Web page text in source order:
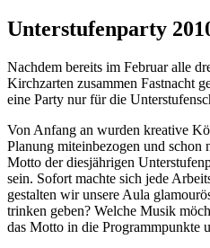
Unterstufenparty
Nachdem bereits im Februar alle
Kirchzarten zusammen Fastnacht
eine Party nur für die
Von Anfang an wurden kreative
Planung miteinbezogen und schon
Motto der diesjährigen
sein. Sofort machte sich jede
gestalten wir unsere Aula
trinken geben? Welche Musik
das Motto in die Programmpunkte